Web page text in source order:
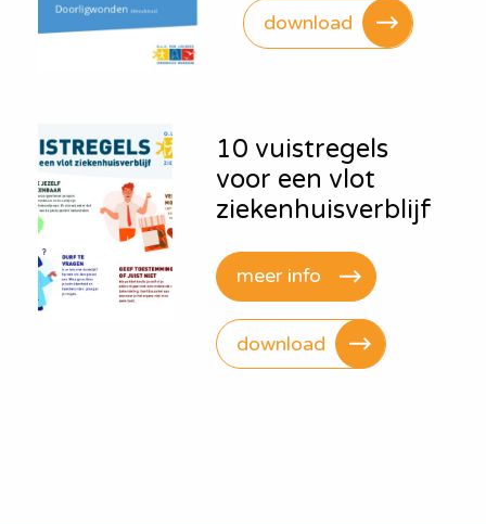
download
10 vuistregels
voor een vlot
ziekenhuisverblijf
meer info
download